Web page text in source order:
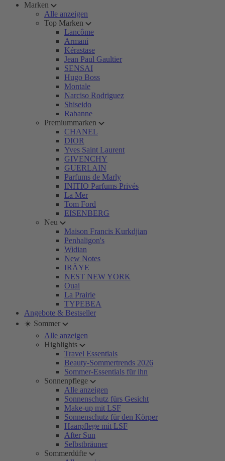
Marken
Alle anzeigen
Top Marken
Lancôme
Armani
Kérastase
Jean Paul Gaultier
SENSAI
Hugo Boss
Montale
Narciso Rodriguez
Shiseido
Rabanne
Premiummarken
CHANEL
DIOR
Yves Saint Laurent
GIVENCHY
GUERLAIN
Parfums de Marly
INITIO Parfums Privés
La Mer
Tom Ford
EISENBERG
Neu
Maison Francis Kurkdjian
Penhaligon's
Widian
New Notes
IRÄYE
NEST NEW YORK
Ouai
La Prairie
TYPEBEA
Angebote & Bestseller
☀️ Sommer
Alle anzeigen
Highlights
Travel Essentials
Beauty-Sommertrends 2026
Sommer-Essentials für ihn
Sonnenpflege
Alle anzeigen
Sonnenschutz fürs Gesicht
Make-up mit LSF
Sonnenschutz für den Körper
Haarpflege mit LSF
After Sun
Selbstbräuner
Sommerdüfte